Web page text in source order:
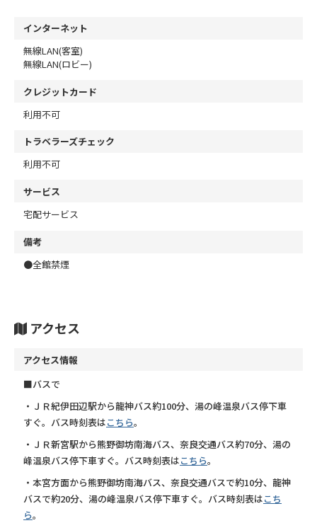
インターネット
無線LAN(客室)
無線LAN(ロビー)
クレジットカード
利用不可
トラベラーズチェック
利用不可
サービス
宅配サービス
備考
●全館禁煙
アクセス
アクセス情報
■バスで
・ＪＲ紀伊田辺駅から龍神バス約100分、湯の峰温泉バス停下車
すぐ。バス時刻表はこちら。
・ＪＲ新宮駅から熊野御坊南海バス、奈良交通バス約70分、湯の
峰温泉バス停下車すぐ。バス時刻表はこちら。
・本宮方面から熊野御坊南海バス、奈良交通バスで約10分、龍神
バスで約20分、湯の峰温泉バス停下車すぐ。バス時刻表はこち
ら。